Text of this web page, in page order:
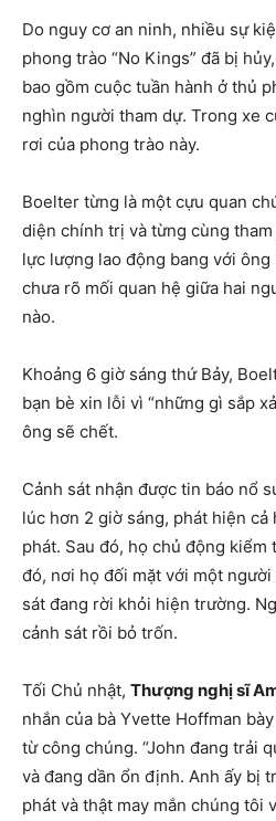
Do nguy cơ an ninh, nhiều sự
phong trào “No Kings” đã bị
bao gồm cuộc tuần hành ở thủ
nghìn người tham dự. Trong xe
rơi của phong trào này.
Boelter từng là một cựu quan
diện chính trị và từng cùng
lực lượng lao động bang với
chưa rõ mối quan hệ giữa hai
nào.
Khoảng 6 giờ sáng thứ Bảy,
bạn bè xin lỗi vì “những gì sắp
ông sẽ chết.
Cảnh sát nhận được tin báo nổ
lúc hơn 2 giờ sáng, phát hiện
phát. Sau đó, họ chủ động kiểm
đó, nơi họ đối mặt với một
sát đang rời khỏi hiện trường.
cảnh sát rồi bỏ trốn.
Tối Chủ nhật, Thượng nghị sĩ
nhắn của bà Yvette Hoffman
từ công chúng. “John đang trải
và đang dần ổn định. Anh ấy bị
phát và thật may mắn chúng tôi